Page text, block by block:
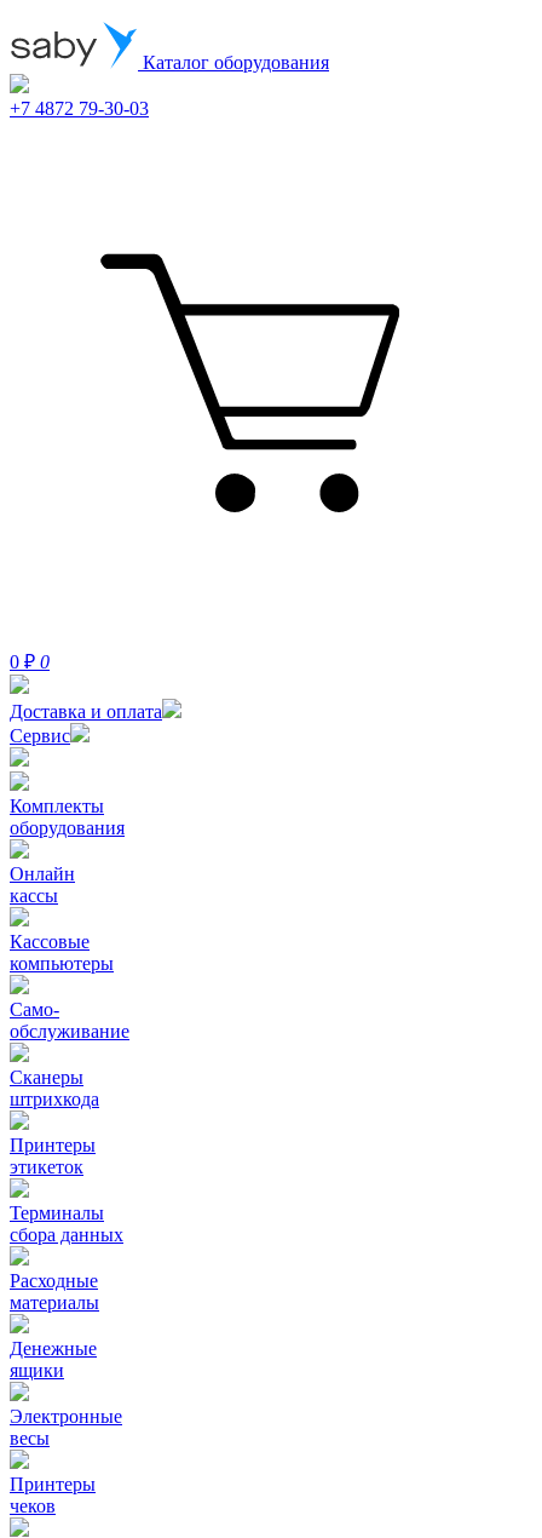
Каталог оборудования
+7 4872 79-30-03
0 ₽ 0
Доставка и оплата
Сервис
Комплекты
оборудования
Онлайн
кассы
Кассовые
компьютеры
Само-
обслуживание
Сканеры
штрихкода
Принтеры
этикеток
Терминалы
сбора данных
Расходные
материалы
Денежные
ящики
Электронные
весы
Принтеры
чеков